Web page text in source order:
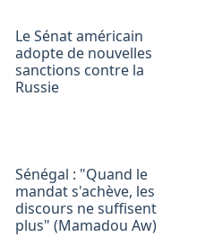
Le Sénat américain
adopte de nouvelles
sanctions contre la
Russie
Sénégal : "Quand le
mandat s'achève, les
discours ne suffisent
plus" (Mamadou Aw)